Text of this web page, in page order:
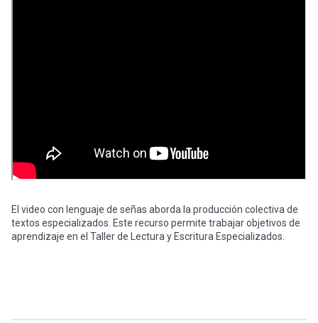
entrar
a
mi
El video con lenguaje de señas aborda la producción colectiva de
textos especializados. Este recurso permite trabajar objetivos de
aprendizaje en el Taller de Lectura y Escritura Especializados.